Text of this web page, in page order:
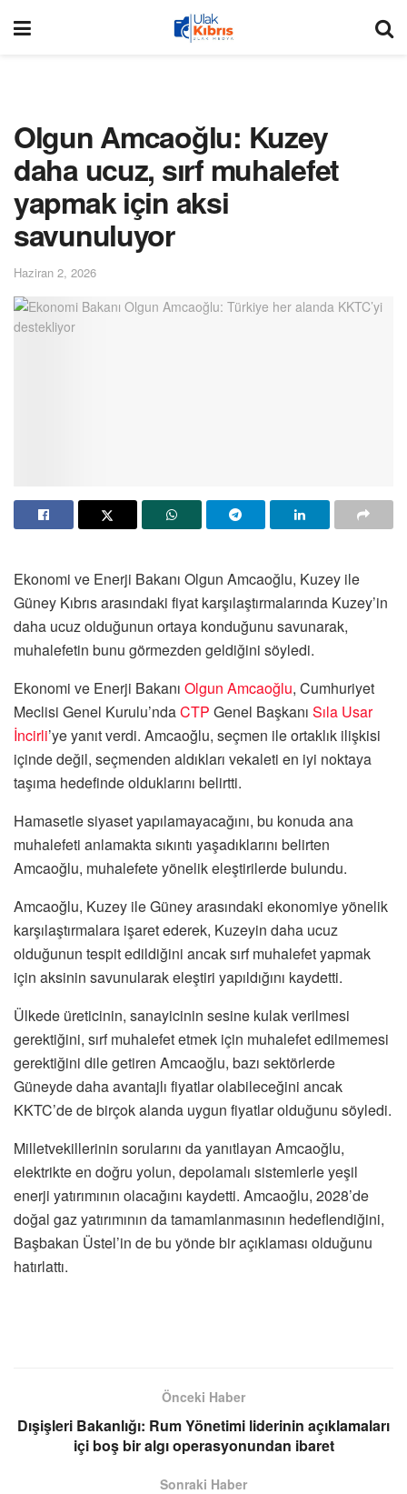
Olgun Amcaoğlu: Kuzey
daha ucuz, sırf muhalefet
yapmak için aksi
savunuluyor
Haziran 2, 2026
Ekonomi ve Enerji Bakanı Olgun Amcaoğlu, Kuzey ile
Güney Kıbrıs arasındaki fiyat karşılaştırmalarında Kuzey’in
daha ucuz olduğunun ortaya konduğunu savunarak,
muhalefetin bunu görmezden geldiğini söyledi.
Ekonomi ve Enerji Bakanı Olgun Amcaoğlu, Cumhuriyet
Meclisi Genel Kurulu’ndaCTP Genel Başkanı Sıla Usar
İncirli’ye yanıt verdi. Amcaoğlu, seçmen ile ortaklık ilişkisi
içinde değil, seçmenden aldıkları vekaleti en iyi noktaya
taşıma hedefinde olduklarını belirtti.
Hamasetle siyaset yapılamayacağını, bu konuda ana
muhalefeti anlamakta sıkıntı yaşadıklarını belirten
Amcaoğlu, muhalefete yönelik eleştirilerde bulundu.
Amcaoğlu, Kuzey ile Güney arasındaki ekonomiye yönelik
karşılaştırmalara işaret ederek, Kuzeyin daha ucuz
olduğunun tespit edildiğini ancak sırf muhalefet yapmak
için aksinin savunularak eleştiri yapıldığını kaydetti.
Ülkede üreticinin, sanayicinin sesine kulak verilmesi
gerektiğini, sırf muhalefet etmek için muhalefet edilmemesi
gerektiğini dile getiren Amcaoğlu, bazı sektörlerde
Güneyde daha avantajlı fiyatlar olabileceğini ancak
KKTC’de de birçok alanda uygun fiyatlar olduğunu söyledi.
Milletvekillerinin sorularını da yanıtlayan Amcaoğlu,
elektrikte en doğru yolun, depolamalı sistemlerle yeşil
enerji yatırımının olacağını kaydetti. Amcaoğlu, 2028’de
doğal gaz yatırımının da tamamlanmasının hedeflendiğini,
Başbakan Üstel’in de bu yönde bir açıklaması olduğunu
hatırlattı.
Önceki Haber
Dışişleri Bakanlığı: Rum Yönetimi liderinin açıklamaları
içi boş bir algı operasyonundan ibaret
Sonraki Haber